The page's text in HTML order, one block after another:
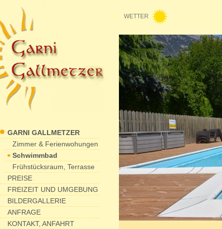
WETTER
GARNI GALLMETZER
Zimmer & Ferienwohungen
Schwimmbad
Frühstücksraum, Terrasse
PREISE
FREIZEIT UND UMGEBUNG
BILDERGALLERIE
ANFRAGE
KONTAKT, ANFAHRT